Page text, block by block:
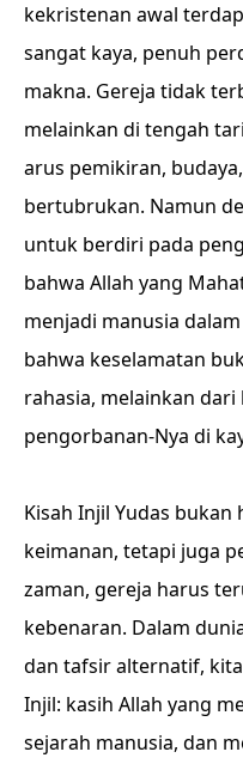
kekristenan awal
sangat kaya, penuh
makna. Gereja tidak
melainkan di tengah
arus pemikiran,
bertubrukan. Namun
untuk berdiri pada
bahwa Allah yang
menjadi manusia
bahwa keselamatan
rahasia, melainkan
pengorbanan-Nya di
Kisah Injil Yudas
keimanan, tetapi juga
zaman, gereja harus
kebenaran. Dalam
dan tafsir alternatif,
Injil: kasih Allah yang
sejarah manusia, dan